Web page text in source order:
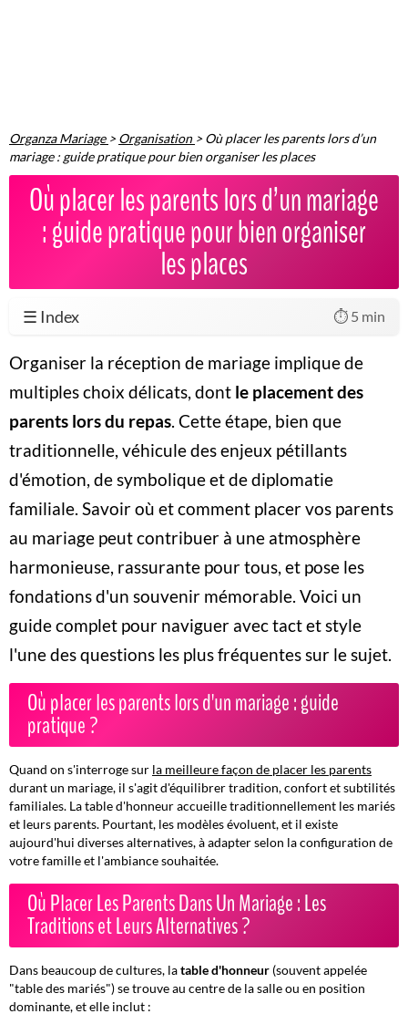
Organza Mariage >Organisation >Où placer les parents lors d’un
mariage : guide pratique pour bien organiser les places
Où placer les parents lors d’un mariage
: guide pratique pour bien organiser
les places
☰ Index ⏱️ 5 min
Organiser la réception de mariage implique de
multiples choix délicats, dont le placement des
parents lors du repas. Cette étape, bien que
traditionnelle, véhicule des enjeux pétillants
d'émotion, de symbolique et de diplomatie
familiale. Savoir où et comment placer vos parents
au mariage peut contribuer à une atmosphère
harmonieuse, rassurante pour tous, et pose les
fondations d'un souvenir mémorable. Voici un
guide complet pour naviguer avec tact et style
l'une des questions les plus fréquentes sur le sujet.
Où placer les parents lors d'un mariage : guide
pratique ?
Quand on s'interroge sur la meilleure façon de placer les parents
durant un mariage, il s'agit d'équilibrer tradition, confort et subtilités
familiales. La table d'honneur accueille traditionnellement les mariés
et leurs parents. Pourtant, les modèles évoluent, et il existe
aujourd'hui diverses alternatives, à adapter selon la configuration de
votre famille et l'ambiance souhaitée.
Où Placer Les Parents Dans Un Mariage : Les
Traditions et Leurs Alternatives ?
Dans beaucoup de cultures, latable d'honneur (souvent appelée
"table des mariés") se trouve au centre de la salle ou en position
dominante, et elle inclut :